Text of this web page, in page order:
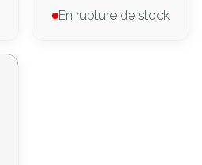
En rupture de stock